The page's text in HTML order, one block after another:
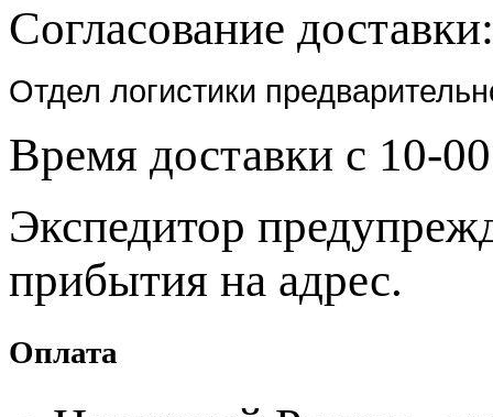
Согласование доставки:
Отдел логистики
Время доставки с 10-
Экспедитор
прибытия на адрес.
Оплата